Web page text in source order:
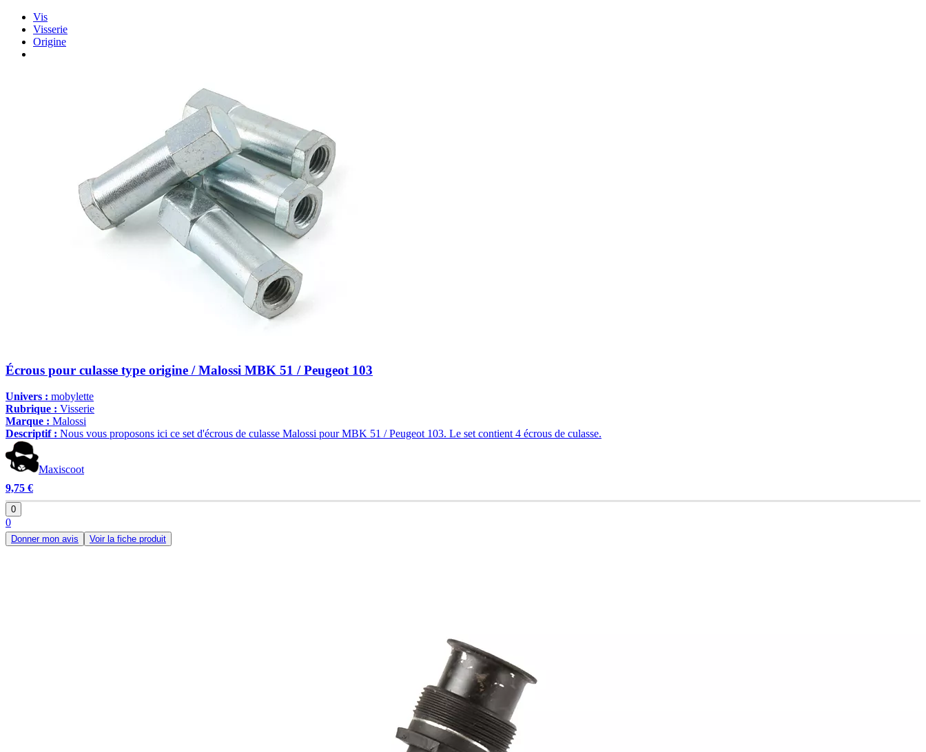
Vis
Visserie
Origine
Écrous pour culasse type origine / Malossi MBK 51 / Peugeot 103
Univers : mobylette
Rubrique : Visserie
Marque : Malossi
Descriptif : Nous vous proposons ici ce set d'écrous de culasse Malossi pour MBK 51 / Peugeot 103. Le set contient 4 écrous de culasse.
Maxiscoot
9,75 €
0
0
Donner mon avis Voir la fiche produit